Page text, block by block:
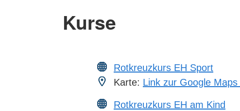
Kurse
Rotkreuzkurs EH Sport
Karte: Link zur Google Maps
Rotkreuzkurs EH am Kind